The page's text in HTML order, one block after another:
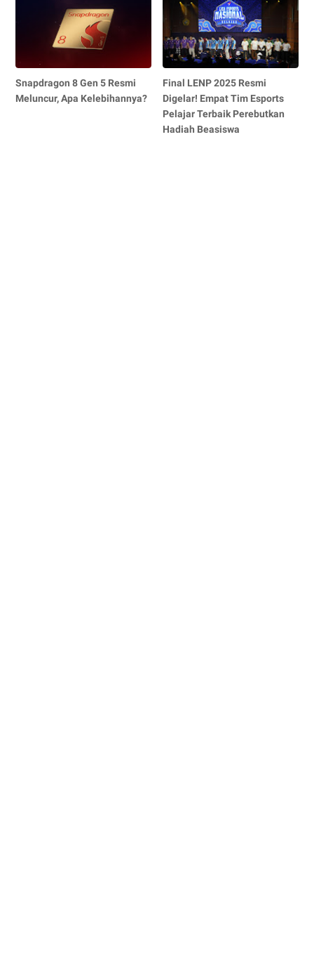
Snapdragon 8 Gen 5 Resmi
Meluncur, Apa Kelebihannya?
Final LENP 2025 Resmi
Digelar! Empat Tim Esports
Pelajar Terbaik Perebutkan
Hadiah Beasiswa